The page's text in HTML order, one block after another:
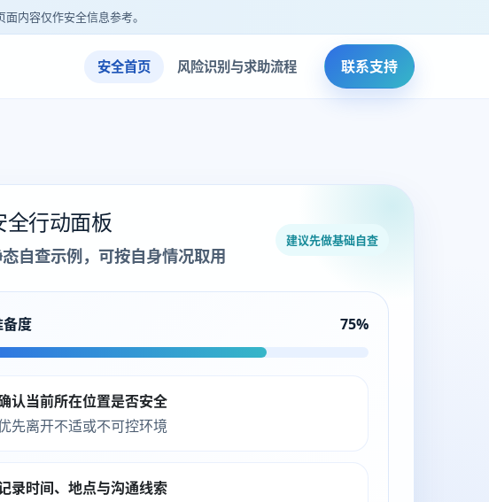
内容仅作安全信息参考。
安全首页 风险识别与求助流程 联系支持
全行动面板
自查示例，可按自身情况取用
建议先做基础自查
度 75%
认当前所在位置是否安全
先离开不适或不可控环境
录时间、地点与沟通线索